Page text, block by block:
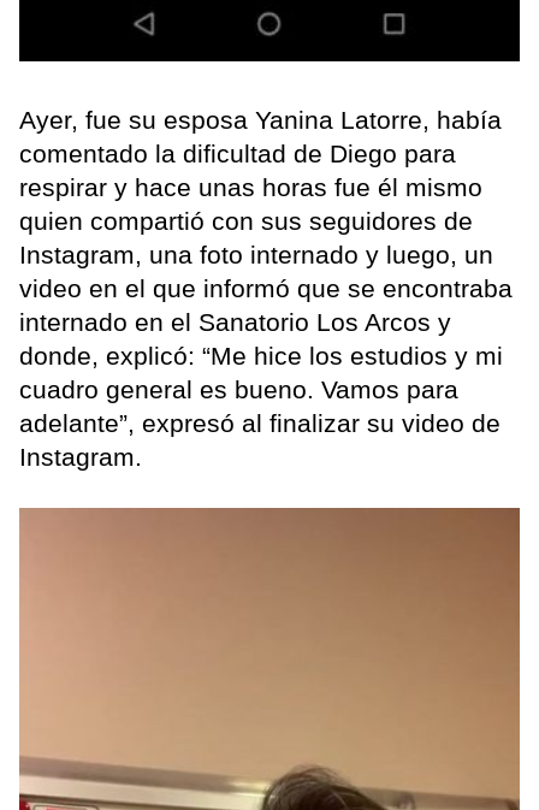
Ayer, fue su esposa Yanina Latorre, había
comentado la dificultad de Diego para
respirar y hace unas horas fue él mismo
quien compartió con sus seguidores de
Instagram, una foto internado y luego, un
video en el que informó que se encontraba
internado en el Sanatorio Los Arcos y
donde, explicó: “Me hice los estudios y mi
cuadro general es bueno. Vamos para
adelante”, expresó al finalizar su video de
Instagram.